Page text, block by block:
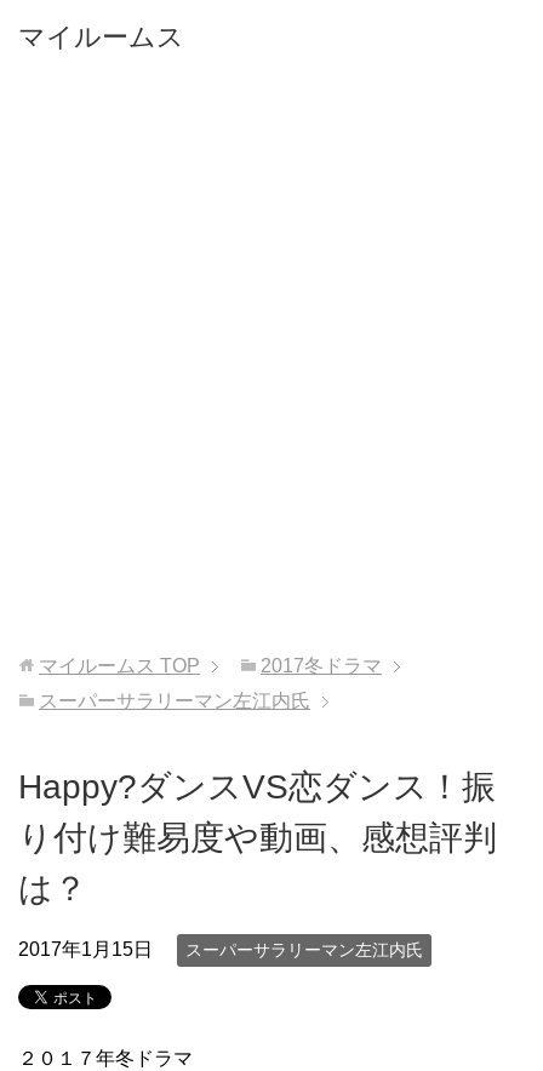
マイルームス
マイルームス TOP
2017冬ドラマ
スーパーサラリーマン左江内氏
Happy?ダンスVS恋ダンス！振
り付け難易度や動画、感想評判
は？
2017年1月15日 スーパーサラリーマン左江内氏
２０１７年冬ドラマ